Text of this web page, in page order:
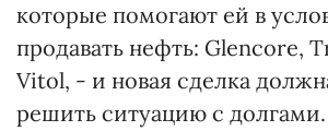
которые помогают ей в
продавать нефть: Glencore,
Vitol, - и новая сделка
решить ситуацию с